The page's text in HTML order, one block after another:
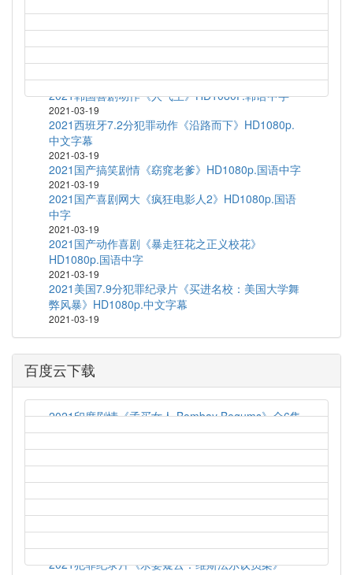
2021-03-19
2020韩国短片集《执念》HD1080P.韩语中字
2021-03-19
2021韩国喜剧动作《人气王》HD1080P.韩语中字
2021-03-19
2021西班牙7.2分犯罪动作《沿路而下》HD1080p.
中文字幕
2021-03-19
2021国产搞笑剧情《窈窕老爹》HD1080p.国语中字
2021-03-19
2021国产喜剧网大《疯狂电影人2》HD1080p.国语
中字
2021-03-19
2021国产动作喜剧《暴走狂花之正义校花》
HD1080p.国语中字
2021-03-19
2021美国7.9分犯罪纪录片《买进名校：美国大学舞
弊风暴》HD1080p.中文字幕
2021-03-19
百度云下载
2021印度剧情《孟买女人 Bombay Begums》全6集
2021-03-19
艾伦对决法罗 Allen v. Farrow (2021) S01E04
2020法国喜剧《乘风破浪的黑哥哥》HD1080P.官方
中字
2021-03-19
2021犯罪纪录片《杀妻疑云：维斯法尔议员案》